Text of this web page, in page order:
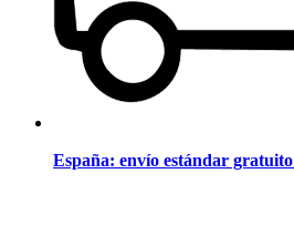
España: envío estándar gratuito